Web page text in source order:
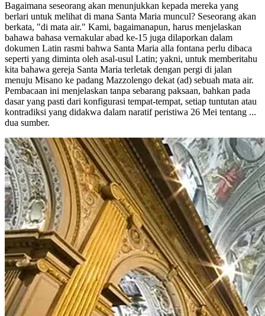
Bagaimana seseorang akan menunjukkan kepada mereka yang
berlari untuk melihat di mana Santa Maria muncul? Seseorang akan
berkata, "di mata air." Kami, bagaimanapun, harus menjelaskan
bahawa bahasa vernakular abad ke-15 juga dilaporkan dalam
dokumen Latin rasmi bahwa Santa Maria alla fontana perlu dibaca
seperti yang diminta oleh asal-usul Latin; yakni, untuk memberitahu
kita bahawa gereja Santa Maria terletak dengan pergi di jalan
menuju Misano ke padang Mazzolengo dekat (ad) sebuah mata air.
Pembacaan ini menjelaskan tanpa sebarang paksaan, bahkan pada
dasar yang pasti dari konfigurasi tempat-tempat, setiap tuntutan atau
kontradiksi yang didakwa dalam naratif peristiwa 26 Mei tentang ...
dua sumber.